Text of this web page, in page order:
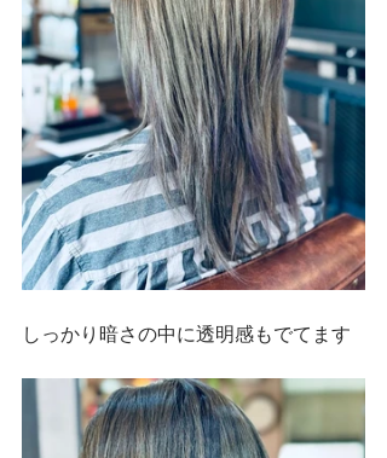
しっかり暗さの中に透明感もでてます